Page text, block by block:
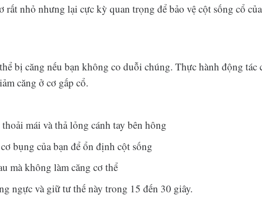
rất nhỏ nhưng lại cực kỳ quan trọng để bảo vệ cột sống cổ của
bị căng nếu bạn không co duỗi chúng. Thực hành động tác
căng ở cơ gấp cổ.
mái và thả lỏng cánh tay bên hông
bụng của bạn để ổn định cột sống
mà không làm căng cơ thể
ngực và giữ tư thế này trong 15 đến 30 giây.